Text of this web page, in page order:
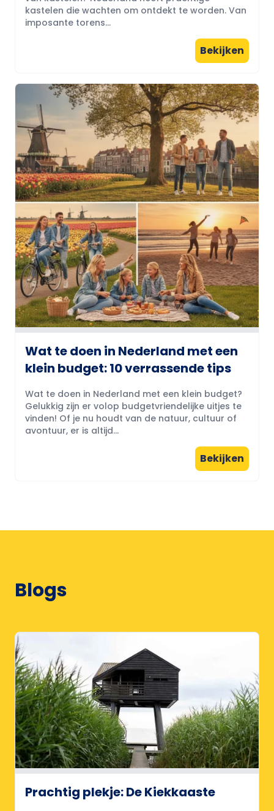
kastelen die wachten om ontdekt te worden. Van
imposante torens...
Bekijken
Wat te doen in Nederland met een
klein budget: 10 verrassende tips
Wat te doen in Nederland met een klein budget?
Gelukkig zijn er volop budgetvriendelijke uitjes te
vinden! Of je nu houdt van de natuur, cultuur of
avontuur, er is altijd...
Bekijken
Blogs
Prachtig plekje: De Kiekkaaste